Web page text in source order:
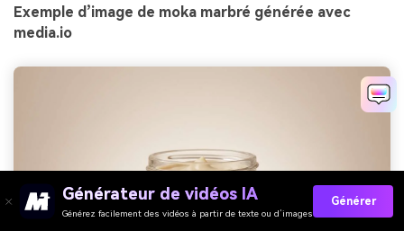
Exemple d’image de moka marbré générée avec
media.io
Générateur de vidéos IA
Générez facilement des vidéos à partir de texte ou d’images
Générer